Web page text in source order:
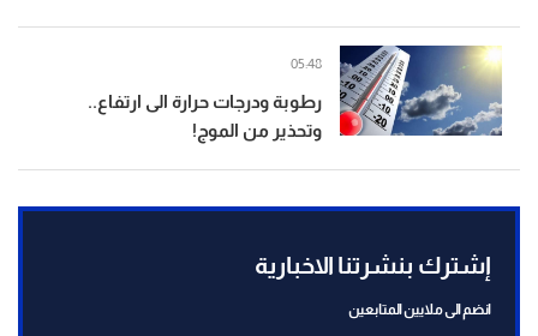
رطوبة ودرجات حرارة الى ارتفاع..
وتحذير من الموج!
05:48
إشترك بنشرتنا الاخبارية
انضم الى ملايين المتابعين